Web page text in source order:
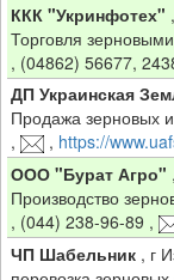
ККК "Укринфотех" ,
Торговля зерновыми
, (04862) 56677,
ДП Украинская
Продажа зерновых
,
, https://
ООО "Бурат Агро" ,
Производство
, (044) 238-96-89 ,
ЧП Шабельник, г